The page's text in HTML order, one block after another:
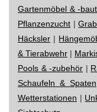
Gartenmöbel & -
Pflanzenzucht |
Häcksler |
& Tierabwehr |
Pools & -zubehör |
Schaufeln & Spaten
Wetterstationen |